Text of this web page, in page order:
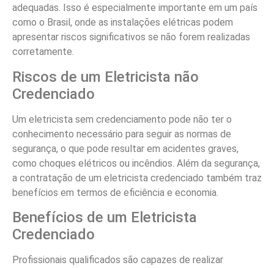
adequadas. Isso é especialmente importante em um país
como o Brasil, onde as instalações elétricas podem
apresentar riscos significativos se não forem realizadas
corretamente.
Riscos de um Eletricista não
Credenciado
Um eletricista sem credenciamento pode não ter o
conhecimento necessário para seguir as normas de
segurança, o que pode resultar em acidentes graves,
como choques elétricos ou incêndios. Além da segurança,
a contratação de um eletricista credenciado também traz
benefícios em termos de eficiência e economia.
Benefícios de um Eletricista
Credenciado
Profissionais qualificados são capazes de realizar